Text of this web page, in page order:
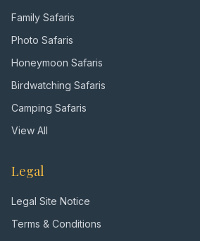
Family Safaris
Photo Safaris
Honeymoon Safaris
Birdwatching Safaris
Camping Safaris
View All
Legal
Legal Site Notice
Terms & Conditions